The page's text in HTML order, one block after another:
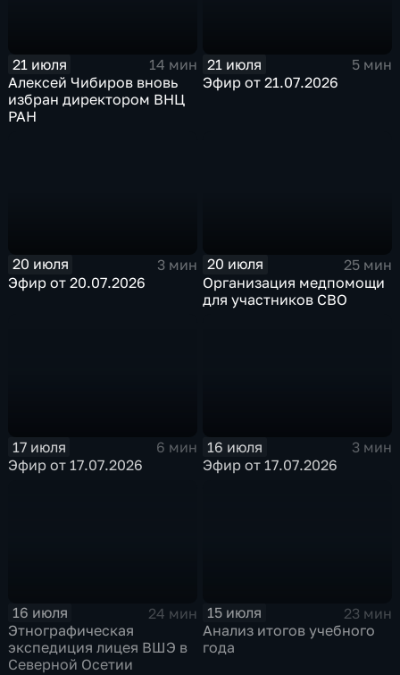
21 июля
14 мин
Алексей Чибиров вновь
избран директором ВНЦ
РАН
21 июля
5 мин
Эфир от 21.07.2026
20 июля
3 мин
Эфир от 20.07.2026
20 июля
25 мин
Организация медпомощи
для участников СВО
17 июля
6 мин
Эфир от 17.07.2026
16 июля
3 мин
Эфир от 17.07.2026
16 июля
24 мин
Этнографическая
экспедиция лицея ВШЭ в
Северной Осетии
15 июля
23 мин
Анализ итогов учебного
года